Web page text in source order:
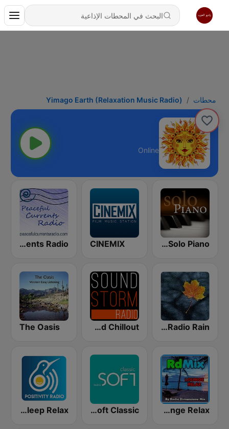
محطات Yimago Earth (Relaxation Music Radio)
Online
CalmRadio.com - Solo Piano
CINEMIX
Peaceful Currents Radio
Nature Radio Rain
Soundstorm - Relax and Chillout
The Oasis
RDMIX Lounge Relax
Radio Soft Classic
Positively Sleep Relax